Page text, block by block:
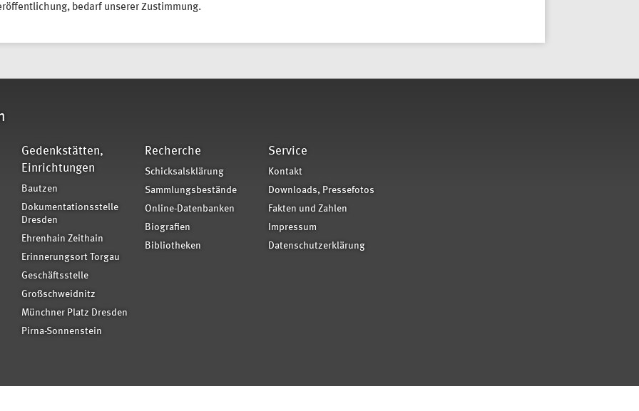
bedarf unserer Zustimmung.
Gedenkstätten,
Einrichtungen
Bautzen
Dokumentationsstelle
Dresden
Ehrenhain Zeithain
Erinnerungsort Torgau
Geschäftsstelle
Großschweidnitz
Münchner Platz Dresden
Pirna-Sonnenstein
Recherche
Schicksalsklärung
Sammlungsbestände
Online-Datenbanken
Biografien
Bibliotheken
Service
Kontakt
Downloads, Pressefotos
Fakten und Zahlen
Impressum
Datenschutzerklärung